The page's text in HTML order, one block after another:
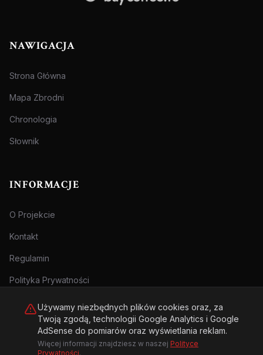
NAWIGACJA
Strona Główna
Mapa Zbrodni
Chronologia
Słownik
INFORMACJE
O Projekcie
Kontakt
Regulamin
Polityka Prywatności
© 2026 Archiwum Zbrodni - zly.com.pl. Wszelkie prawa zastrzeżone.
Używamy niezbędnych plików cookies oraz, za
Twoją zgodą, technologii Google Analytics i Google
AdSense do pomiarów oraz wyświetlania reklam.
Więcej informacji znajdziesz w naszej Polityce
Prywatności.